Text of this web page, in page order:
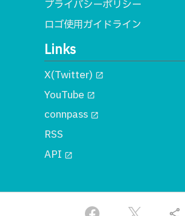
プライバシーポリシー
ロゴ使用ガイドライン
Links
X(Twitter) open_in_new
YouTube open_in_new
connpass open_in_new
RSS
API open_in_new
© 2018 一般社団法人MA